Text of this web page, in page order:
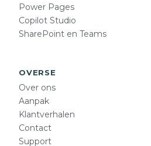
Power Pages
Copilot Studio
SharePoint en Teams
OVERSE
Over ons
Aanpak
Klantverhalen
Contact
Support